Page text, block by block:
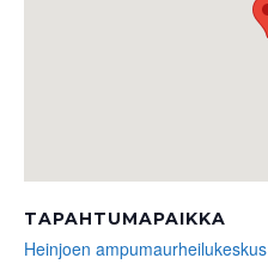
TAPAHTUMAPAIKKA
Heinjoen ampumaurheilukeskus